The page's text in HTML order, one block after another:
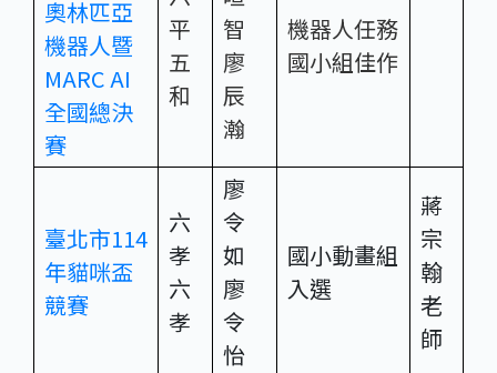
奧林匹亞
機器人暨
MARC AI
全國總決
賽
平
五
和
智
廖
辰
瀚
機器人任務
國小組佳作
臺北市114
年貓咪盃
競賽
六
孝
六
孝
廖
令
如
廖
令
怡
國小動畫組
入選
蔣
宗
翰
老
師